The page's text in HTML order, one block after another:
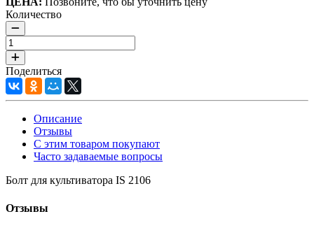
Количество
Поделиться
Описание
Отзывы
С этим товаром покупают
Часто задаваемые вопросы
Болт для культиватора IS 2106
Отзывы